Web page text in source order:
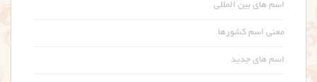
اسم های بین المللی
معنی اسم کشورها
اسم های جدید